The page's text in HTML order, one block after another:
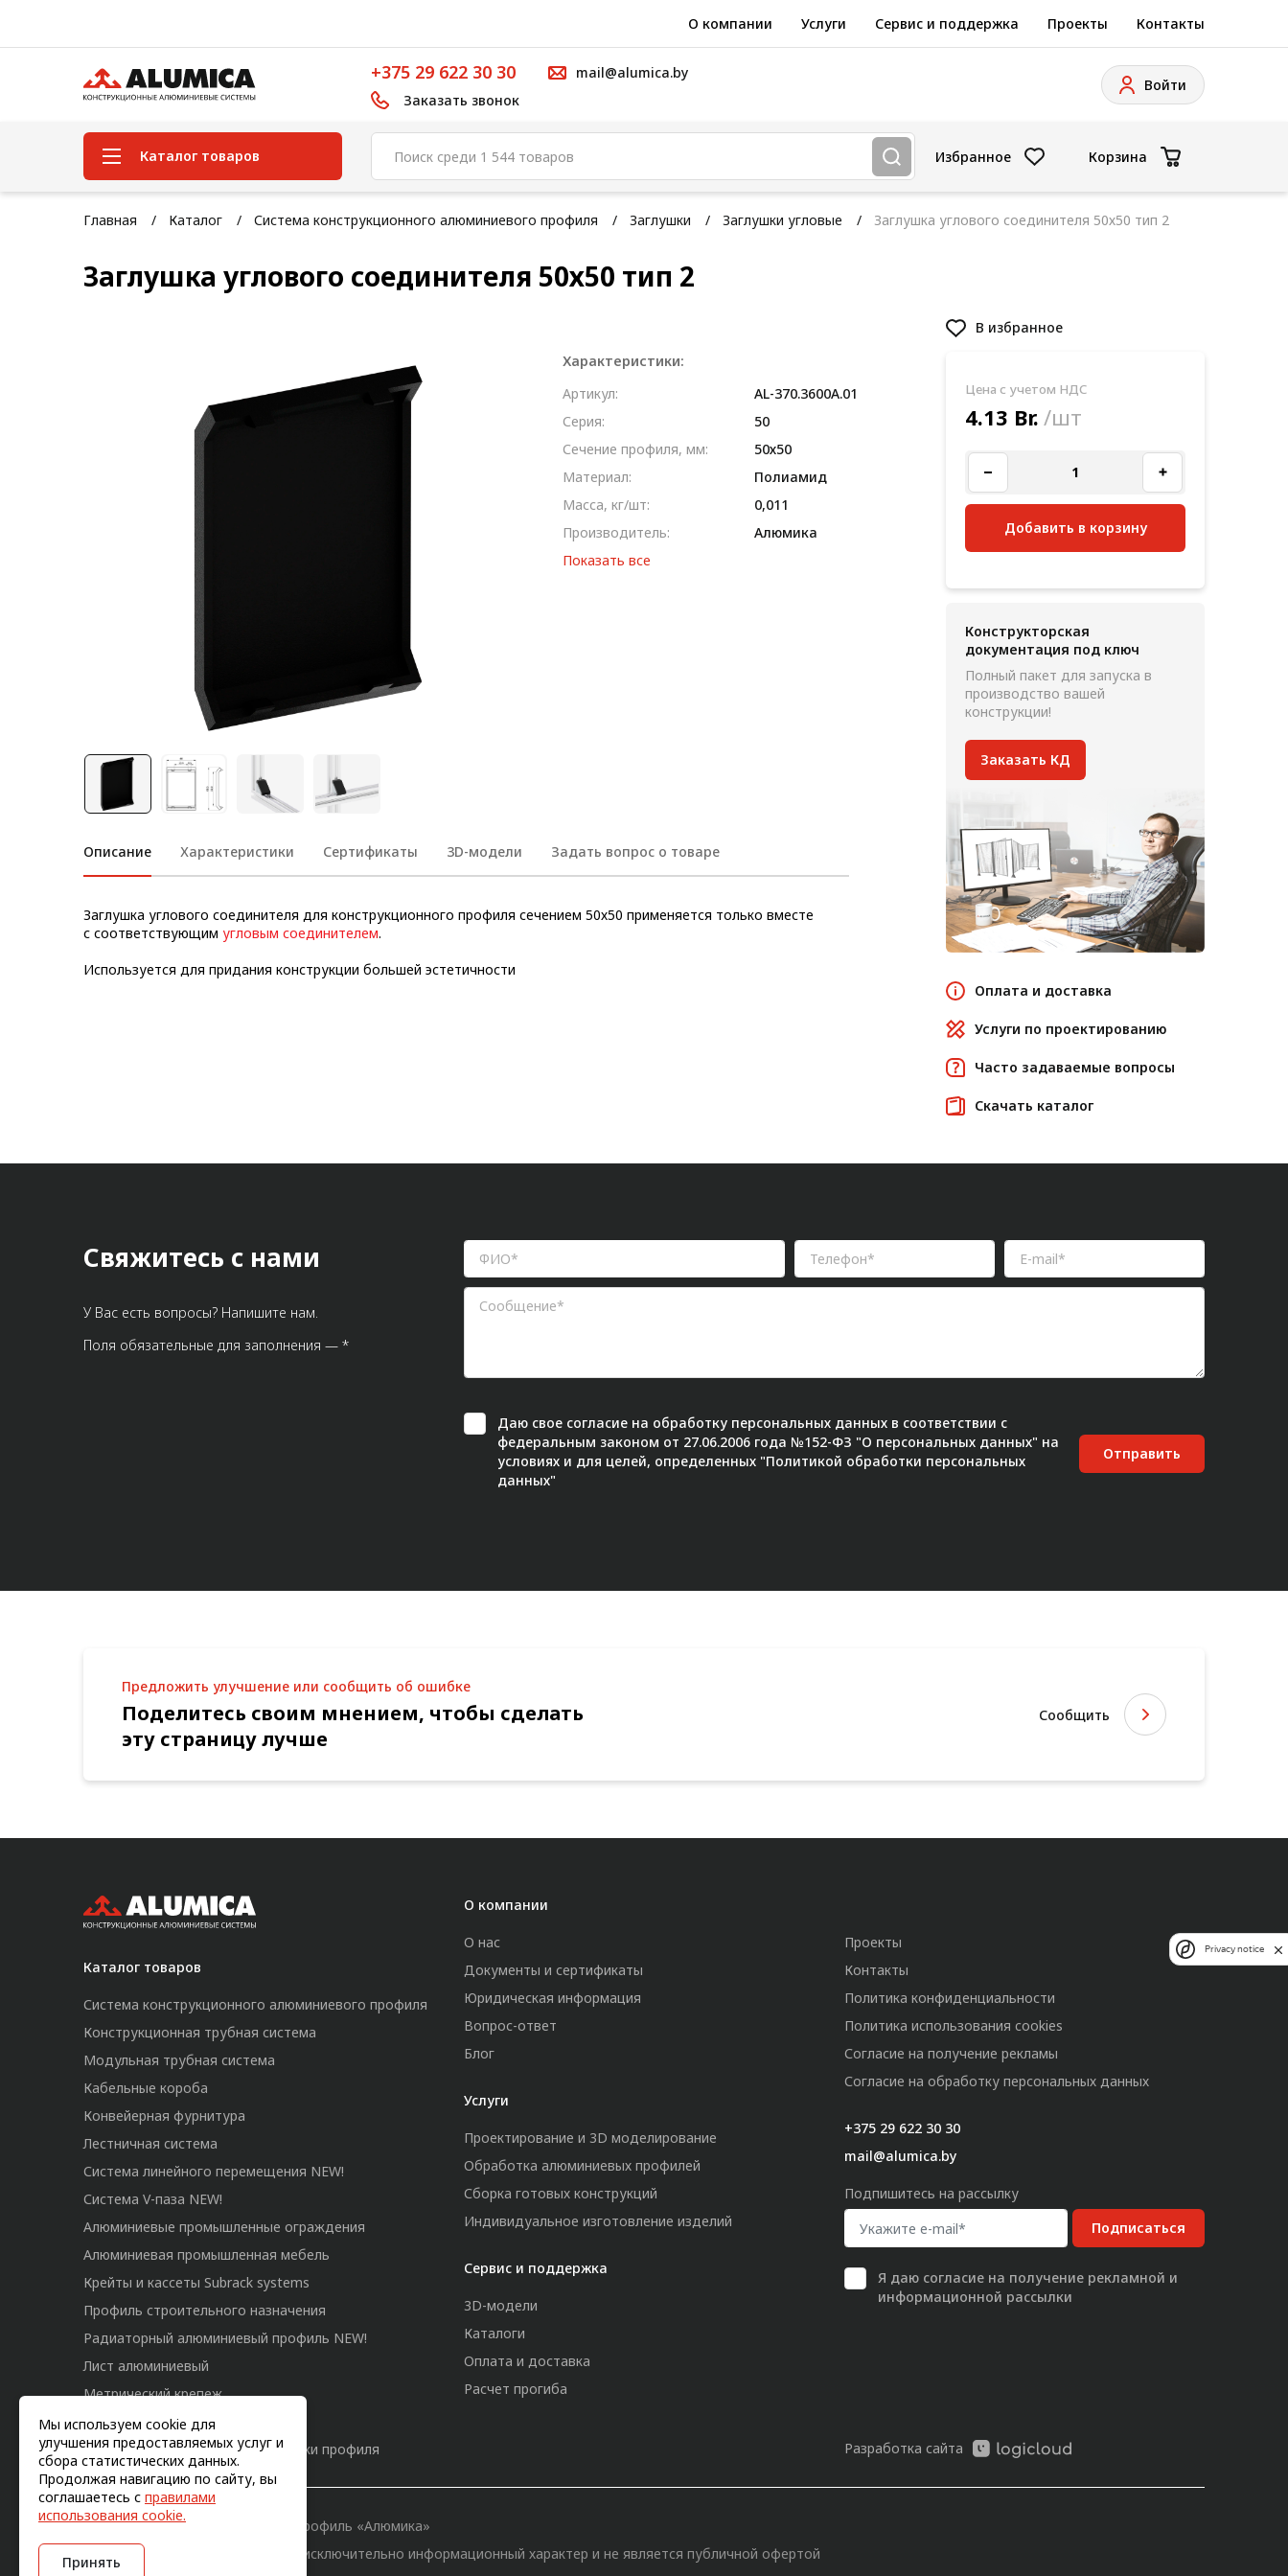
О компании Услуги Сервис и поддержка Проекты Контакты
+375 29 622 30 30
Заказать звонок
mail@alumica.by
Войти
Каталог товаров
Система конструкционного
Конструкционная трубная
система
Конвейерная фурнитура
Лестничная система
Система V-паза NEW!
Алюминиевые промышленные
назначения
Радиаторный алюминиевый
профиль NEW!
Лист алюминиевый
Конструкции из профиля
обработки профиля
Избранное Корзина
Главная Каталог Система конструкционного алюминиевого профиля Заглушки Заглушки угловые Заглушка углового соединителя 50х50 тип 2
Заглушка углового соединителя 50х50 тип 2
Описание Характеристики Сертификаты 3D-модели Задать вопрос о товаре
Заглушка углового соединителя для конструкционного профиля сечением 50х50 применяется только вместе
с соответствующим угловым соединителем.
Используется для придания конструкции большей эстетичности
Характеристики:
Артикул:
AL-370.3600A.01
Серия:
50
Сечение профиля, мм:
50х50
Материал:
Полиамид
Масса, кг/шт:
0,011
Производитель:
Алюмика
Показать все
В избранное
Цена с учетом НДС
4.13 Br. /шт
Добавить в корзину
Конструкторская
документация под ключ
Полный пакет для запуска в
производство вашей
конструкции!
Заказать КД
Оплата и доставка
Услуги по проектированию
Часто задаваемые вопросы
Скачать каталог
Мы используем cookie для
улучшения предоставляемых услуг и
сбора статистических данных.
Продолжая навигацию по сайту, вы
соглашаетесь с правилами
использования cookie.
Принять
Свяжитесь с нами
У Вас есть вопросы? Напишите нам.
Поля обязательные для заполнения — *
Даю свое согласие на обработку персональных данных в соответствии с
федеральным законом от 27.06.2006 года №152-ФЗ "О персональных данных" на
условиях и для целей, определенных "Политикой обработки персональных
данных"
Отправить
Предложить улучшение или сообщить об ошибке
Поделитесь своим мнением, чтобы сделать
эту страницу лучше
Сообщить
Каталог товаров
Система конструкционного алюминиевого профиля
Конструкционная трубная система
Модульная трубная система
Кабельные короба
Конвейерная фурнитура
Лестничная система
Система линейного перемещения NEW!
Система V-паза NEW!
Алюминиевые промышленные ограждения
Алюминиевая промышленная мебель
Крейты и кассеты Subrack systems
Профиль строительного назначения
Радиаторный алюминиевый профиль NEW!
Лист алюминиевый
Метрический крепеж
Конструкции из профиля
Услуги дополнительной обработки профиля
О компании
О нас
Документы и сертификаты
Юридическая информация
Вопрос-ответ
Блог
Услуги
Проектирование и 3D моделирование
Обработка алюминиевых профилей
Сборка готовых конструкций
Индивидуальное изготовление изделий
Сервис и поддержка
3D-модели
Каталоги
Оплата и доставка
Расчет прогиба
Проекты
Контакты
Политика конфиденциальности
Политика использования cookies
Согласие на получение рекламы
Согласие на обработку персональных данных
+375 29 622 30 30
mail@alumica.by
Подпишитесь на рассылку
Подписаться
Я даю согласие на получение рекламной и
информационной рассылки
Разработка сайта
© 2011-2026, Конструкционный профиль «Алюмика»
Вся информация на сайте имеет исключительно информационный характер и не является публичной офертой
Privacy notice